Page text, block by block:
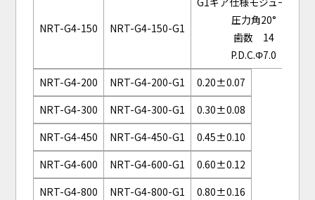
NRT-G4-150 NRT-G4-150-G1
圧力角20°
歯数 14
P.D.C.Φ7.0
NRT-G4-200
NRT-G4-200-G1
0.20±0.07
NRT-G4-300
NRT-G4-300-G1
0.30±0.08
NRT-G4-450
NRT-G4-450-G1
0.45±0.10
NRT-G4-600
NRT-G4-600-G1
0.60±0.12
NRT-G4-800
NRT-G4-800-G1
0.80±0.16